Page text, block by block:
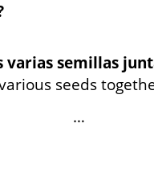
varias semillas
seeds
…